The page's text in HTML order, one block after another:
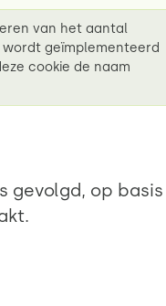
van het aantal
geïmplementeerd
cookie de naam
op